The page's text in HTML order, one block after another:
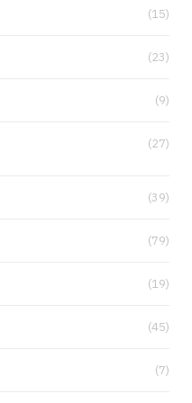
(15)
(23)
(9)
(27)
(39)
(79)
(19)
(45)
(7)